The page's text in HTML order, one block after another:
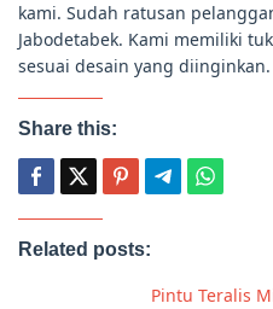
kami. Sudah ratusan
Jabodetabek. Kami memiliki
sesuai desain yang diinginkan.
Share this:
Related posts:
Pintu Teralis